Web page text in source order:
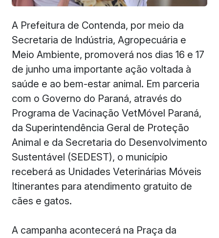
A Prefeitura de Contenda, por meio da
Secretaria de Indústria, Agropecuária e
Meio Ambiente, promoverá nos dias 16 e 17
de junho uma importante ação voltada à
saúde e ao bem-estar animal. Em parceria
com o Governo do Paraná, através do
Programa de Vacinação VetMóvel Paraná,
da Superintendência Geral de Proteção
Animal e da Secretaria do Desenvolvimento
Sustentável (SEDEST), o município
receberá as Unidades Veterinárias Móveis
Itinerantes para atendimento gratuito de
cães e gatos.
A campanha acontecerá na Praça da